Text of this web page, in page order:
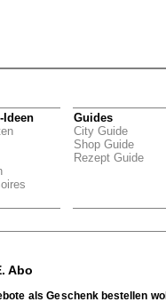
Ideen
Guides
City Guide
Shop Guide
Rezept Guide
Abo
als Geschenk bestellen